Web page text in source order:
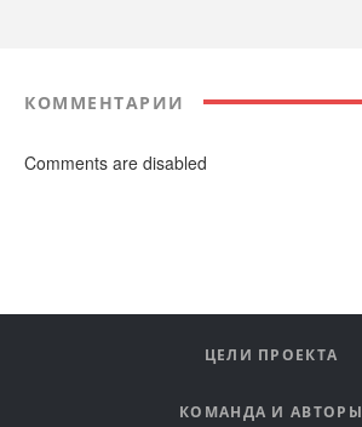
КОММЕНТАРИИ
Comments are disabled
ЦЕЛИ ПРОЕКТА
КОМАНДА И АВТОРЫ